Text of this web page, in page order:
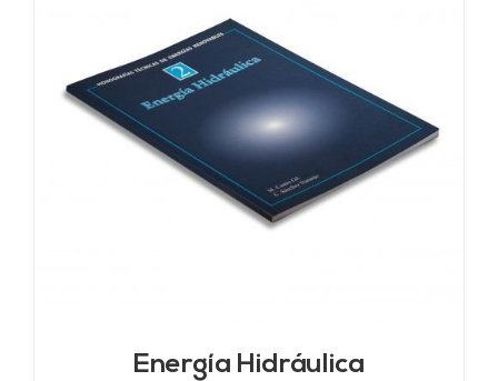
Energía Hidráulica